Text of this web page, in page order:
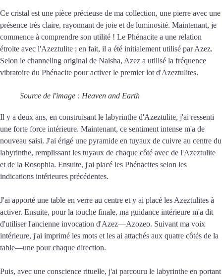
Ce cristal est une pièce précieuse de ma collection, une pierre avec une
présence très claire, rayonnant de joie et de luminosité. Maintenant, je
commence à comprendre son utilité ! Le Phénacite a une relation
étroite avec l'Azeztulite ; en fait, il a été initialement utilisé par Azez.
Selon le channeling original de Naisha, Azez a utilisé la fréquence
vibratoire du Phénacite pour activer le premier lot d'Azeztulites.
Source de l'image : Heaven and Earth
Il y a deux ans, en construisant le labyrinthe d'Azeztulite, j'ai ressenti
une forte force intérieure. Maintenant, ce sentiment intense m'a de
nouveau saisi. J'ai érigé une pyramide en tuyaux de cuivre au centre du
labyrinthe, remplissant les tuyaux de chaque côté avec de l'Azeztulite
et de la Rosophia. Ensuite, j'ai placé les Phénacites selon les
indications intérieures précédentes.
J'ai apporté une table en verre au centre et y ai placé les Azeztulites à
activer. Ensuite, pour la touche finale, ma guidance intérieure m'a dit
d'utiliser l'ancienne invocation d'Azez—Azozeo. Suivant ma voix
intérieure, j'ai imprimé les mots et les ai attachés aux quatre côtés de la
table—une pour chaque direction.
Puis, avec une conscience rituelle, j'ai parcouru le labyrinthe en portant